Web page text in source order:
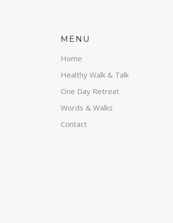
MENU
Home
Healthy Walk & Talk
One Day Retreat
Words & Walks
Contact